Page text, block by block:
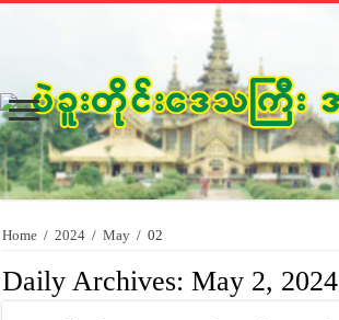
Home / 2024 / May / 02
Daily Archives:May 2, 2024